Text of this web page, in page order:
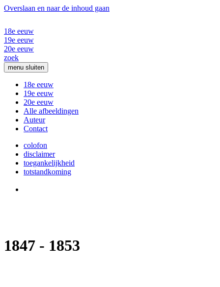
Overslaan en naar de inhoud gaan
18e eeuw
19e eeuw
20e eeuw
zoek
menu sluiten
18e eeuw
19e eeuw
20e eeuw
Alle afbeeldingen
Auteur
Contact
colofon
disclaimer
toegankelijkheid
totstandkoming
1847 - 1853